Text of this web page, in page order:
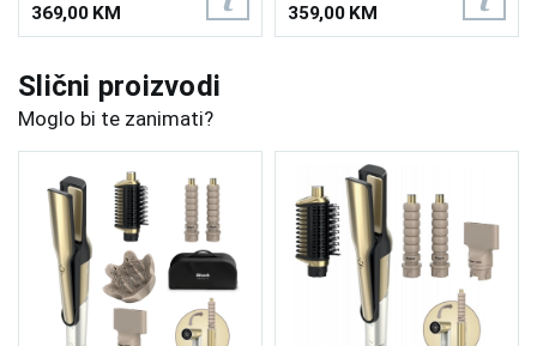
369,00 KM 359,00 KM
Slični proizvodi
Moglo bi te zanimati?